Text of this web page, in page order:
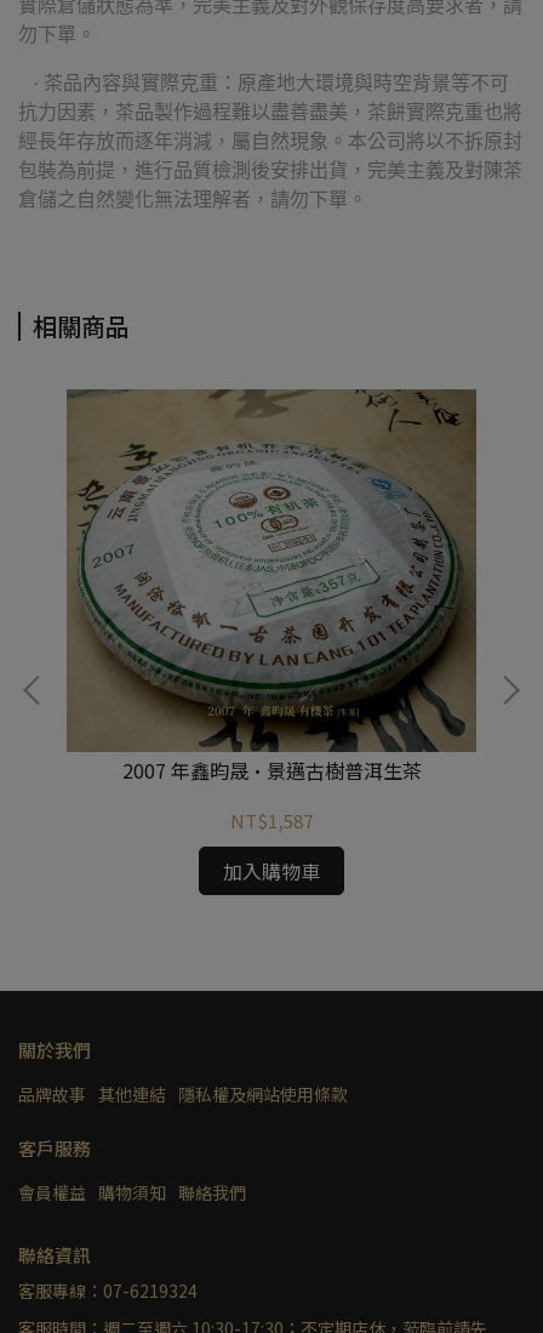
實際倉儲狀態為準，完美主義及對外觀保存度高要求者，請
勿下單。
· 茶品內容與實際克重：原產地大環境與時空背景等不可
抗力因素，茶品製作過程難以盡善盡美，茶餅實際克重也將
經長年存放而逐年消減，屬自然現象。本公司將以不拆原封
包裝為前提，進行品質檢測後安排出貨，完美主義及對陳茶
倉儲之自然變化無法理解者，請勿下單。
相關商品
2007 年鑫昀晟·景邁古樹普洱生茶
NT$1,587
加入購物車
關於我們
品牌故事 其他連結 隱私權及網站使用條款
客戶服務
會員權益 購物須知 聯絡我們
聯絡資訊
客服專線：07-6219324
客服時間：週二至週六 10:30-17:30；不定期店休，蒞臨前請先